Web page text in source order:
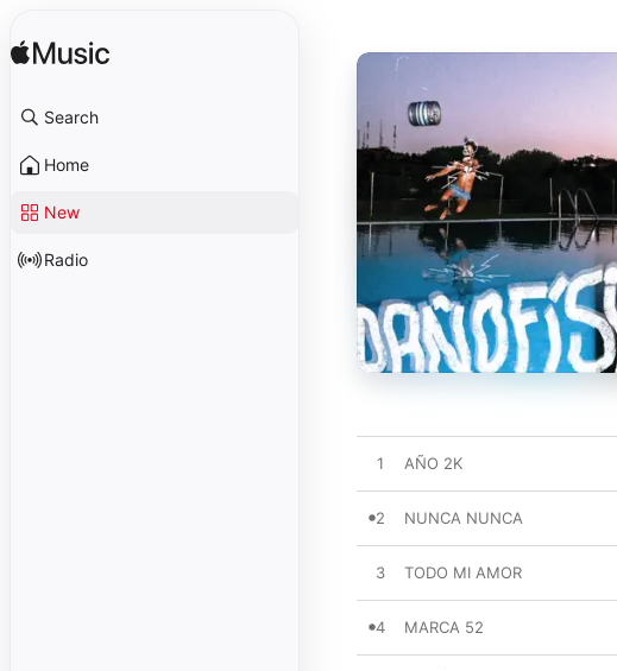
Search
Home
New
Radio
1 AÑO 2K
2 NUNCA NUNCA
3 TODO MI AMOR
4 MARCA 52